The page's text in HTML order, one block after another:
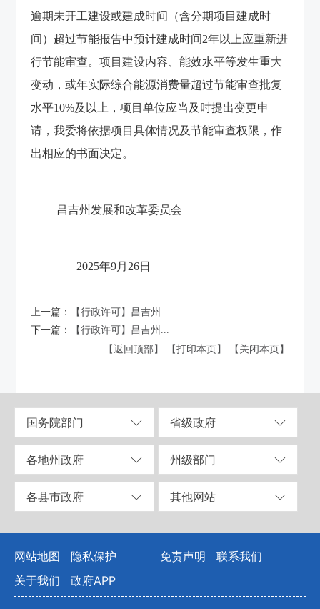
逾期未开工建设或建成时间（含分期项目建成时
间）超过节能报告中预计建成时间2年以上应重新进
行节能审查。项目建设内容、能效水平等发生重大
变动，或年实际综合能源消费量超过节能审查批复
水平10%及以上，项目单位应当及时提出变更申
请，我委将依据项目具体情况及节能审查权限，作
出相应的书面决定。
昌吉州发展和改革委员会
2025年9月26日
上一篇：
【行政许可】昌吉州...
下一篇：
【行政许可】昌吉州...
【返回顶部】
【打印本页】 【关闭本页】
国务院部门 省级政府
各地州政府 州级部门
各县市政府 其他网站
网站地图 隐私保护 免责声明
联系我们
关于我们
政府APP